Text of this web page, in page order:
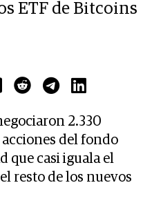
ETF de Bitcoins
2.330
del fondo
que casi iguala el
resto de los nuevos